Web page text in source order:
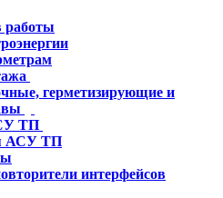
работы
герметизирующие и
ТП
АСУ ТП
интерфейсов